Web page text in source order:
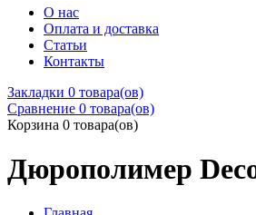
О нас
Оплата и доставка
Статьи
Контакты
Закладки 0 товара(ов)
Сравнение 0 товара(ов)
Корзина 0 товара(ов)
Дюрополимер